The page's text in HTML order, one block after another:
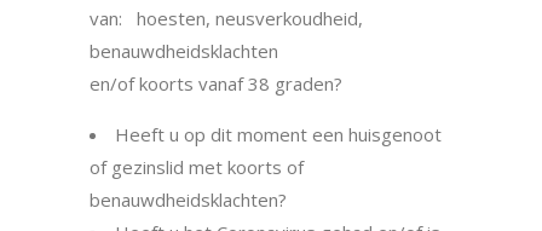
van: hoesten, neusverkoudheid,
benauwdheidsklachten
en/of koorts vanaf 38 graden?
Heeft u op dit moment een huisgenoot
of gezinslid met koorts of
benauwdheidsklachten?